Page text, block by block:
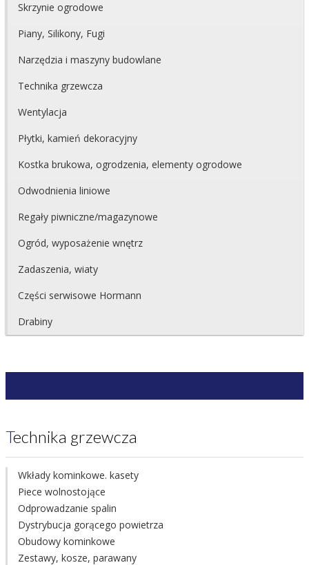
Skrzynie ogrodowe
Piany, Silikony, Fugi
Narzędzia i maszyny budowlane
Technika grzewcza
Wentylacja
Płytki, kamień dekoracyjny
Kostka brukowa, ogrodzenia, elementy ogrodowe
Odwodnienia liniowe
Regały piwniczne/magazynowe
Ogród, wyposażenie wnętrz
Zadaszenia, wiaty
Części serwisowe Hormann
Drabiny
Technika grzewcza
Wkłady kominkowe. kasety
Piece wolnostojące
Odprowadzanie spalin
Dystrybucja gorącego powietrza
Obudowy kominkowe
Zestawy, kosze, parawany